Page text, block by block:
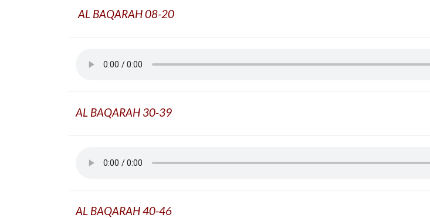
AL BAQARAH 08-20
AL BAQARAH 30-39
AL BAQARAH 40-46